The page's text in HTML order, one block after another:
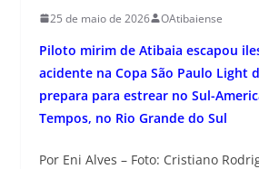
25 de maio de 2026 OAtibaiense
Piloto mirim de Atibaia escapou
acidente na Copa São Paulo Light
prepara para estrear no Sul-
Tempos, no Rio Grande do Sul
Por Eni Alves – Foto: Cristiano